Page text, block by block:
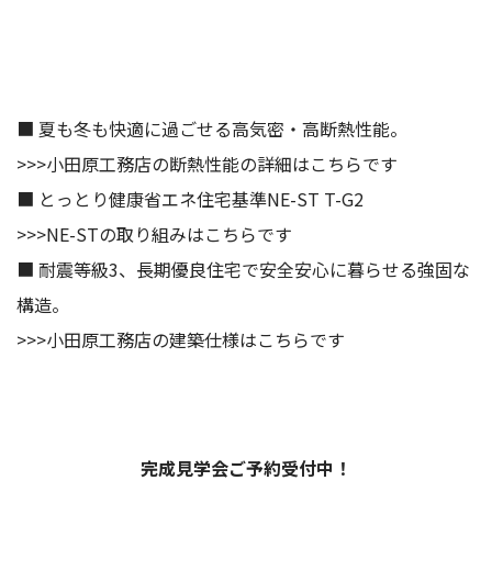
■ 夏も冬も快適に過ごせる高気密・高断熱性能。
>>>小田原工務店の断熱性能の詳細はこちらです
■ とっとり健康省エネ住宅基準NE-ST T-G2
>>>NE-STの取り組みはこちらです
■ 耐震等級3、長期優良住宅で安全安心に暮らせる強固な
構造。
>>>小田原工務店の建築仕様はこちらです
完成見学会ご予約受付中！